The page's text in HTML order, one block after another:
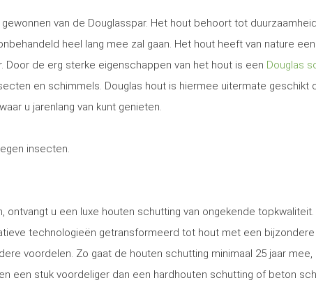
van de Douglasspar. Het hout behoort tot
heel lang mee zal gaan. Het hout heeft van nature
de erg sterke eigenschappen van het hout is een Douglas
en schimmels. Douglas hout is hiermee uitermate geschikt
u jarenlang van kunt genieten.
insecten.
ontvangt u een luxe houten schutting van ongekende
technologieën getransformeerd tot hout met een
voordelen. Zo gaat de houten schutting minimaal 25 jaar mee,
een stuk voordeliger dan een hardhouten schutting of beton